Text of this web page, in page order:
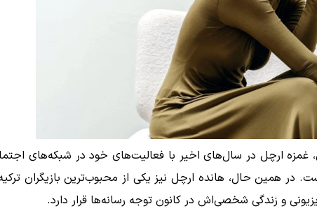
غمزه ارچل در سال‌های اخیر با فعالیت‌های خود در شبکه‌های
همین حال، هانده ارچل نیز یکی از محبوب‌ترین بازیگران
و زندگی شخصی‌اش در کانون توجه رسانه‌ها قرار دارد.